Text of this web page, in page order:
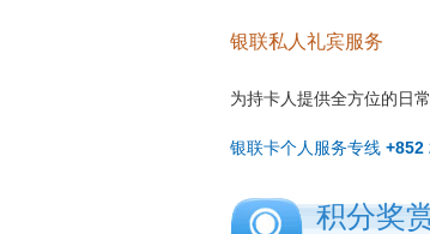
银联私人礼宾服务
为持卡人提供全方位的日
银联卡个人服务专线 +852
积分奖